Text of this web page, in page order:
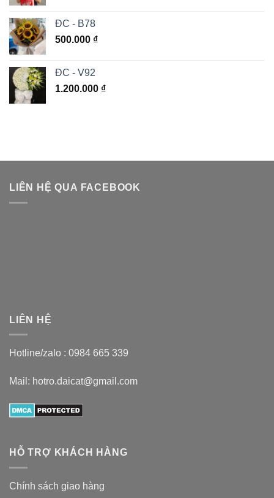
ĐC - B78
500.000 ₫
ĐC - V92
1.200.000 ₫
LIÊN HỆ QUA FACEBOOK
LIÊN HỆ
Hotline/zalo : 0984 665 339
Mail: hotro.daicat@gmail.com
HỖ TRỢ KHÁCH HÀNG
Chính sách giao hàng